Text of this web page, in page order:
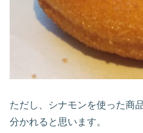
ただし、シナモンを使った商
分かれると思います。